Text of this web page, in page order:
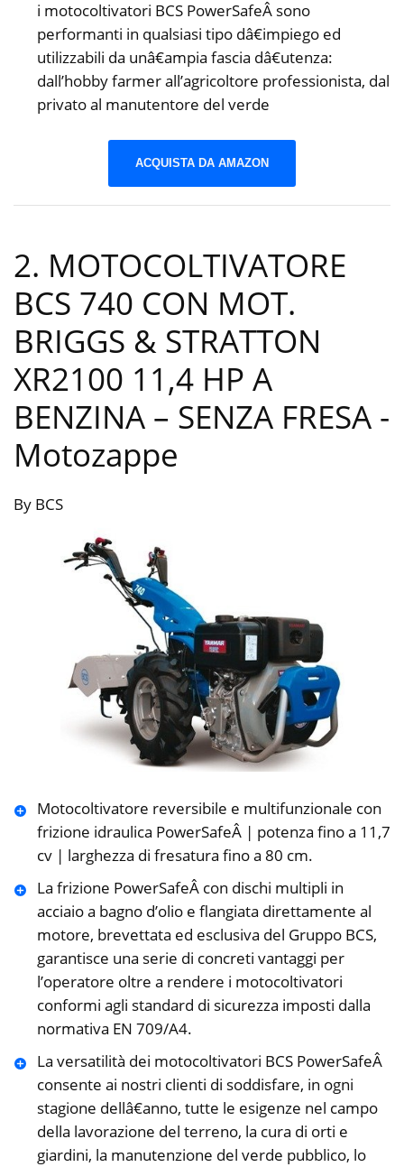
i motocoltivatori BCS PowerSafeÂ sono
performanti in qualsiasi tipo dâ€impiego ed
utilizzabili da unâ€ampia fascia dâ€utenza:
dall’hobby farmer all’agricoltore professionista, dal
privato al manutentore del verde
ACQUISTA DA AMAZON
2. MOTOCOLTIVATORE
BCS 740 CON MOT.
BRIGGS & STRATTON
XR2100 11,4 HP A
BENZINA – SENZA FRESA -
Motozappe
By BCS
Motocoltivatore reversibile e multifunzionale con
frizione idraulica PowerSafeÂ | potenza fino a 11,7
cv | larghezza di fresatura fino a 80 cm.
La frizione PowerSafeÂ con dischi multipli in
acciaio a bagno d’olio e flangiata direttamente al
motore, brevettata ed esclusiva del Gruppo BCS,
garantisce una serie di concreti vantaggi per
l’operatore oltre a rendere i motocoltivatori
conformi agli standard di sicurezza imposti dalla
normativa EN 709/A4.
La versatilità dei motocoltivatori BCS PowerSafeÂ
consente ai nostri clienti di soddisfare, in ogni
stagione dellâ€anno, tutte le esigenze nel campo
della lavorazione del terreno, la cura di orti e
giardini, la manutenzione del verde pubblico, lo